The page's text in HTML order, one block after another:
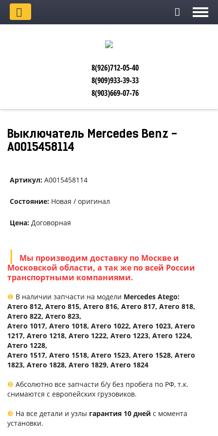
8(926)712-05-40
8(909)933-39-33
8(903)669-07-76
Выключатель Mercedes Benz -
А0015458114
Артикул: А0015458114
Состояние: Новая / оригинал
Цена: Договорная
Мы производим доставку по Москве и
Московской области, а так же по всей России
транспортными компаниями.
❶ В наличии запчасти на модели Mercedes Atego:
Атего 812, Атего 815, Атего 816, Атего 817, Атего 818,
Атего 822, Атего 823,
Атего 1017, Атего 1018, Атего 1022, Атего 1023, Атего
1217, Атего 1218, Атего 1222, Атего 1223, Атего 1224,
Атего 1228,
Атего 1517, Атего 1518, Атего 1523, Атего 1528, Атего
1823, Атего 1828, Атего 1829, Атего 1824
❷ Абсолютно все запчасти б/у без пробега по РФ, т.к.
снимаются с европейских грузовиков.
❸ На все детали и узлы гарантия 10 дней с момента
установки.